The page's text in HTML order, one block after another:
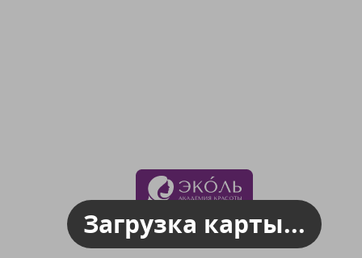
Загрузка карты...